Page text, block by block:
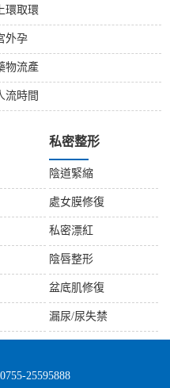
上環取環
外孕
物流產
流時間
私密整形
陰道緊縮
處女膜修復
私密漂紅
陰唇整形
盆底肌修復
漏尿/尿失禁
25595888